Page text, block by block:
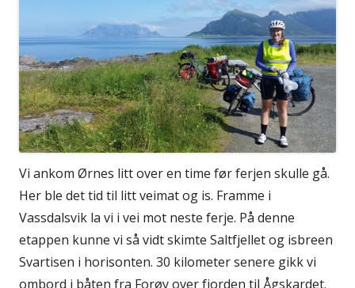
Vi ankom Ørnes litt over en time før ferjen skulle gå.
Her ble det tid til litt veimat og is. Framme i
Vassdalsvik la vi i vei mot neste ferje. På denne
etappen kunne vi så vidt skimte Saltfjellet og isbreen
Svartisen i horisonten. 30 kilometer senere gikk vi
ombord i båten fra Forøy over fjorden til Ågskardet.